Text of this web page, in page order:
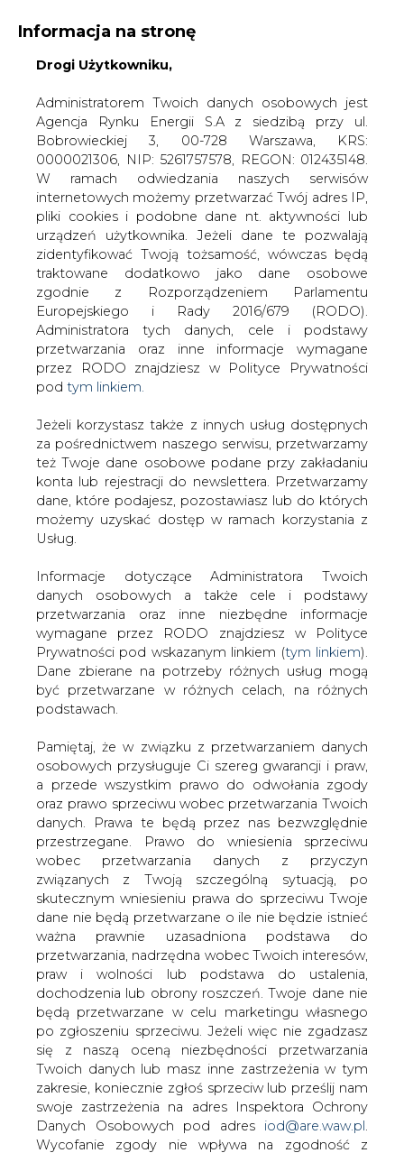
KONTAKT:
WYDAWCA PORTALU:
WYSOKI KONTRAST WIELKOŚĆ TEKSTU A A
ZALOGUJ SIĘ
WŁĄCZ CIRE.TV
Informacja na stronę
Drogi Użytkowniku,
Administratorem Twoich danych osobowych jest
Agencja Rynku Energii S.A z siedzibą przy ul.
Bobrowieckiej 3, 00-728 Warszawa, KRS:
0000021306, NIP: 5261757578, REGON: 012435148.
W ramach odwiedzania naszych serwisów
internetowych możemy przetwarzać Twój adres IP,
pliki cookies i podobne dane nt. aktywności lub
urządzeń użytkownika. Jeżeli dane te pozwalają
zidentyfikować Twoją tożsamość, wówczas będą
traktowane dodatkowo jako dane osobowe
zgodnie z Rozporządzeniem Parlamentu
Europejskiego i Rady 2016/679 (RODO).
Administratora tych danych, cele i podstawy
przetwarzania oraz inne informacje wymagane
przez RODO znajdziesz w Polityce Prywatności
pod tym linkiem.
Jeżeli korzystasz także z innych usług dostępnych
za pośrednictwem naszego serwisu, przetwarzamy
też Twoje dane osobowe podane przy zakładaniu
konta lub rejestracji do newslettera. Przetwarzamy
dane, które podajesz, pozostawiasz lub do których
możemy uzyskać dostęp w ramach korzystania z
Usług.
Informacje dotyczące Administratora Twoich
danych osobowych a także cele i podstawy
przetwarzania oraz inne niezbędne informacje
wymagane przez RODO znajdziesz w Polityce
Prywatności pod wskazanym linkiem (tym linkiem).
Dane zbierane na potrzeby różnych usług mogą
być przetwarzane w różnych celach, na różnych
podstawach.
Pamiętaj, że w związku z przetwarzaniem danych
osobowych przysługuje Ci szereg gwarancji i praw,
a przede wszystkim prawo do odwołania zgody
oraz prawo sprzeciwu wobec przetwarzania Twoich
danych. Prawa te będą przez nas bezwzględnie
przestrzegane. Prawo do wniesienia sprzeciwu
wobec przetwarzania danych z przyczyn
związanych z Twoją szczególną sytuacją, po
skutecznym wniesieniu prawa do sprzeciwu Twoje
dane nie będą przetwarzane o ile nie będzie istnieć
ważna prawnie uzasadniona podstawa do
przetwarzania, nadrzędna wobec Twoich interesów,
praw i wolności lub podstawa do ustalenia,
dochodzenia lub obrony roszczeń. Twoje dane nie
będą przetwarzane w celu marketingu własnego
po zgłoszeniu sprzeciwu. Jeżeli więc nie zgadzasz
się z naszą oceną niezbędności przetwarzania
Twoich danych lub masz inne zastrzeżenia w tym
zakresie, koniecznie zgłoś sprzeciw lub prześlij nam
swoje zastrzeżenia na adres Inspektora Ochrony
Danych Osobowych pod adres iod@are.waw.pl
Wycofanie zgody nie wpływa na zgodność z
Strona główna CIEPŁOWNICTWO
Rekordowy rok
dla energetyki słonecznej
2012-04-18 00:00
skomentuj
udostępnij:
Rekordowy rok dla energetyki
słonecznej
Polska jest siódmym rynkiem
kolektorów słonecznych w Unii
Europejskiej. Jego wartość sięgnęła 500
mln zł. Krajowi producenci eksportują
ponad 50 proc. tych urządzeń. Ustawa o
odnawialnych źródłach energii otwiera
jeszcze większe perspektywy przed
nimi.